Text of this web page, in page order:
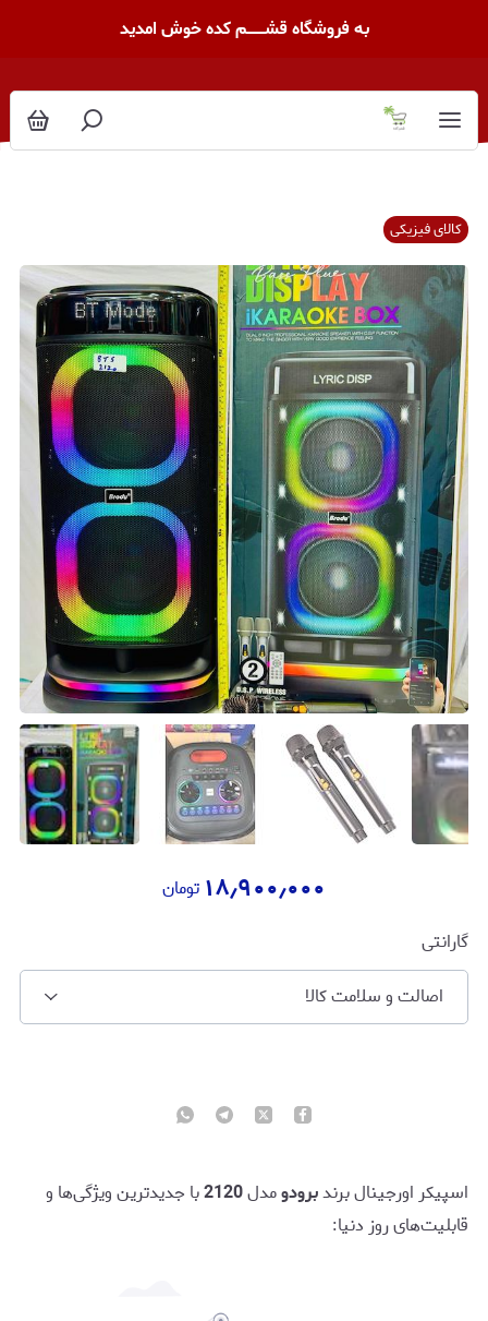
به فروشگاه قشــــــــم کده خوش امدید
کالای فیزیکی
۱۸٫۹۰۰٫۰۰۰ تومان
گارانتی
اصالت و سلامت کالا
اسپیکر اورجینال برندبرودومدل2120با جدیدترین ویژگی‌ها و
قابلیت‌های روز دنیا: